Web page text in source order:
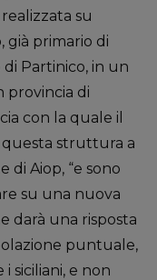
su
già primario di
di Partinico, in un
provincia di
con la quale il
struttura a
di Aiop, “e sono
su una nuova
darà una risposta
puntuale,
siciliani, e non